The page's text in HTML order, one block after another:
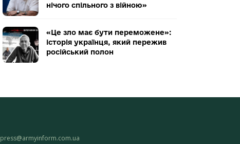
нічого спільного з війною»
«Це зло має бути переможене»:
історія українця, який пережив
російський полон
press@armyinform.com.ua